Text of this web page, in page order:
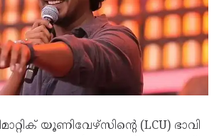
യൂണിവേഴ്‌സിന്റെ (LCU) ഭാവി